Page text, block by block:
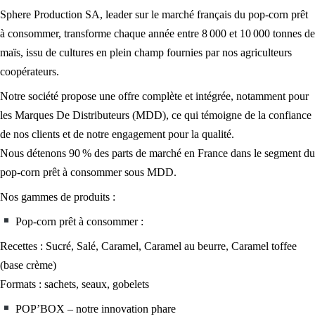
Sphere Production SA, leader sur le marché français du pop-corn prêt
à consommer, transforme chaque année entre 8 000 et 10 000 tonnes de
maïs, issu de cultures en plein champ fournies par nos agriculteurs
coopérateurs.
Notre société propose une offre complète et intégrée, notamment pour
les Marques De Distributeurs (MDD), ce qui témoigne de la confiance
de nos clients et de notre engagement pour la qualité.
Nous détenons 90 % des parts de marché en France dans le segment du
pop-corn prêt à consommer sous MDD.
Nos gammes de produits :
Pop-corn prêt à consommer :
Recettes : Sucré, Salé, Caramel, Caramel au beurre, Caramel toffee
(base crème)
Formats : sachets, seaux, gobelets
POP’BOX – notre innovation phare